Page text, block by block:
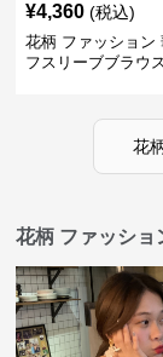
¥4,360 (税込)
花柄 ファッション
フスリーブブラウ
花
花柄 ファッショ